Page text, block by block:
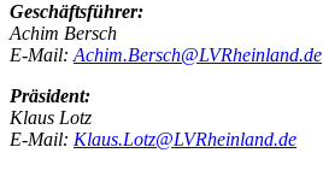
Geschäftsführer:
Achim Bersch
E-Mail: Achim.Bersch@LVRheinland.de
Präsident:
Klaus Lotz
E-Mail: Klaus.Lotz@LVRheinland.de